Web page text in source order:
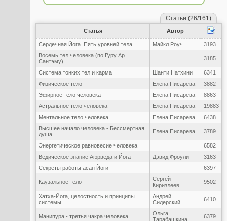
Статьи (26/161)
Статья Автор
Сердечная Йога. Пять уровней тела. Майкл Роуч
3193
Восемь тел человека (по Гуру Ар
Сантэму)
3185
Система тонких тел и карма Шанти Натхини
6341
Физическое тело
Елена Писарева
3882
Эфирное тело человека
Елена Писарева
8863
Астральное тело человека
Елена Писарева
19883
Ментальное тело человека
Елена Писарева
6438
Высшее начало человека - Бессмертная
душа
Елена Писарева 3789
Энергетическое равновесие человека
6582
Ведическое знание Аюрведа и Йога
Дэвид Фроули
3163
Секреты работы асан Йоги
6397
Каузальное тело
Сергей
Киризлеев
9502
Хатха-Йога, целостность и принципы
системы
Андрей
Сидерский
6410
Манипура - третья чакра человека
Ольга
Тарабашкина
6379